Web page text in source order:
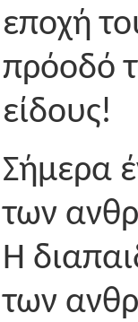
εποχή
πρόοδό
είδους!
Σήμερα
των
Η
των